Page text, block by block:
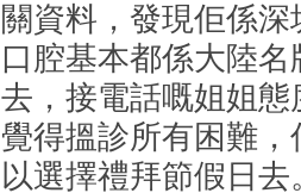
關資料，發現佢係
口腔基本都係大陸
去，接電話嘅姐姐
覺得搵診所有困難
以選擇禮拜節假日